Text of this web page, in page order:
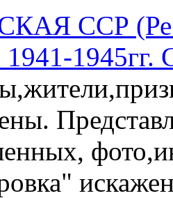
ССР
1941-